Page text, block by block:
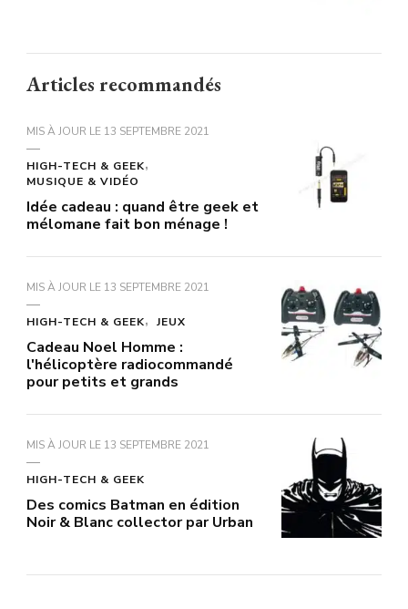
Articles recommandés
MIS À JOUR LE 13 SEPTEMBRE 2021
HIGH-TECH & GEEK
MUSIQUE & VIDÉO
Idée cadeau : quand être geek et
mélomane fait bon ménage !
MIS À JOUR LE 13 SEPTEMBRE 2021
HIGH-TECH & GEEK JEUX
Cadeau Noel Homme :
l'hélicoptère radiocommandé
pour petits et grands
MIS À JOUR LE 13 SEPTEMBRE 2021
HIGH-TECH & GEEK
Des comics Batman en édition
Noir & Blanc collector par Urban